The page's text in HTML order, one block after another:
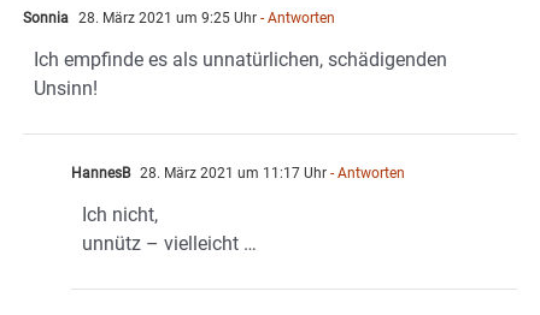
Sonnia 28. März 2021 um 9:25 Uhr - Antworten
Ich empfinde es als unnatürlichen, schädigenden
Unsinn!
HannesB 28. März 2021 um 11:17 Uhr - Antworten
Ich nicht,
unnütz – vielleicht …